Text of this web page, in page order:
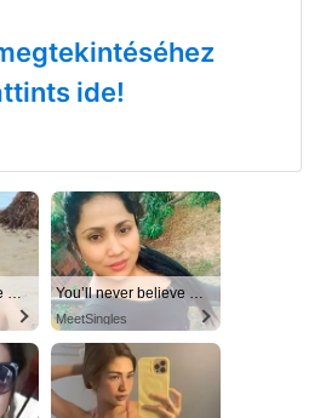
ide!
You’ll never believe why I moved to… Columbus You’ll never believe why I moved to… Columbus
MeetSingles